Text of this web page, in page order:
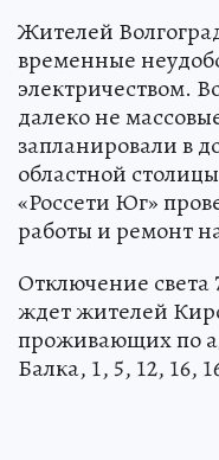
Жителей
временные
электричеством.
далеко не
запланировали в
областной
«Россети Юг»
работы и ремонт
Отключение света
ждет жителей
проживающих по
Балка, 1, 5, 12, 16,